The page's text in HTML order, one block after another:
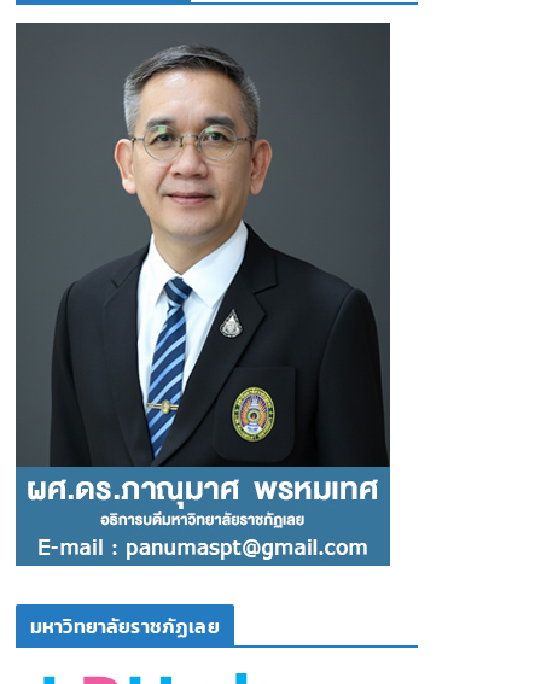
มหาวิทยาลัยราชภัฏเลย